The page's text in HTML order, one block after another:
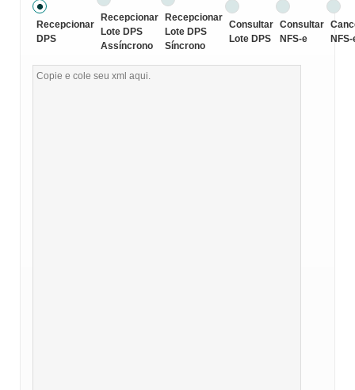
Recepcionar
DPS
Recepcionar
Lote DPS
Assíncrono
Recepcionar
Lote DPS
Síncrono
Consultar
Lote DPS
Consultar
NFS-e
NFS-